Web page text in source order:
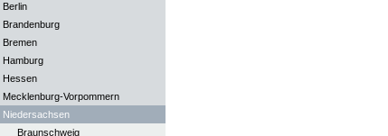
Berlin
Brandenburg
Bremen
Hamburg
Hessen
Mecklenburg-Vorpommern
Niedersachsen
Braunschweig